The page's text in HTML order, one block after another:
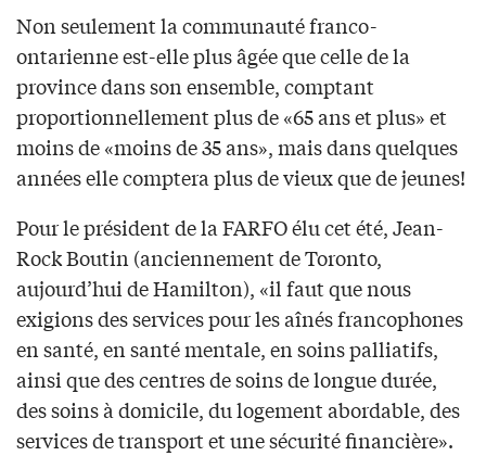
Non seulement la communauté franco-
ontarienne est-elle plus âgée que celle de la
province dans son ensemble, comptant
proportionnellement plus de «65 ans et plus» et
moins de «moins de 35 ans», mais dans quelques
années elle comptera plus de vieux que de jeunes!
Pour le président de la FARFO élu cet été, Jean-
Rock Boutin (anciennement de Toronto,
aujourd’hui de Hamilton), «il faut que nous
exigions des services pour les aînés francophones
en santé, en santé mentale, en soins palliatifs,
ainsi que des centres de soins de longue durée,
des soins à domicile, du logement abordable, des
services de transport et une sécurité financière».